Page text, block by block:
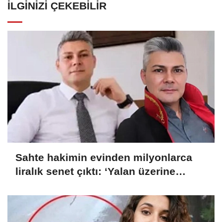
İLGINIZI ÇEKEBILIR
Sahte hakimin evinden milyonlarca
liralık senet çıktı: ‘Yalan üzerine